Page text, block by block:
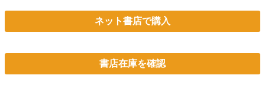
ネット書店で購入
書店在庫を確認